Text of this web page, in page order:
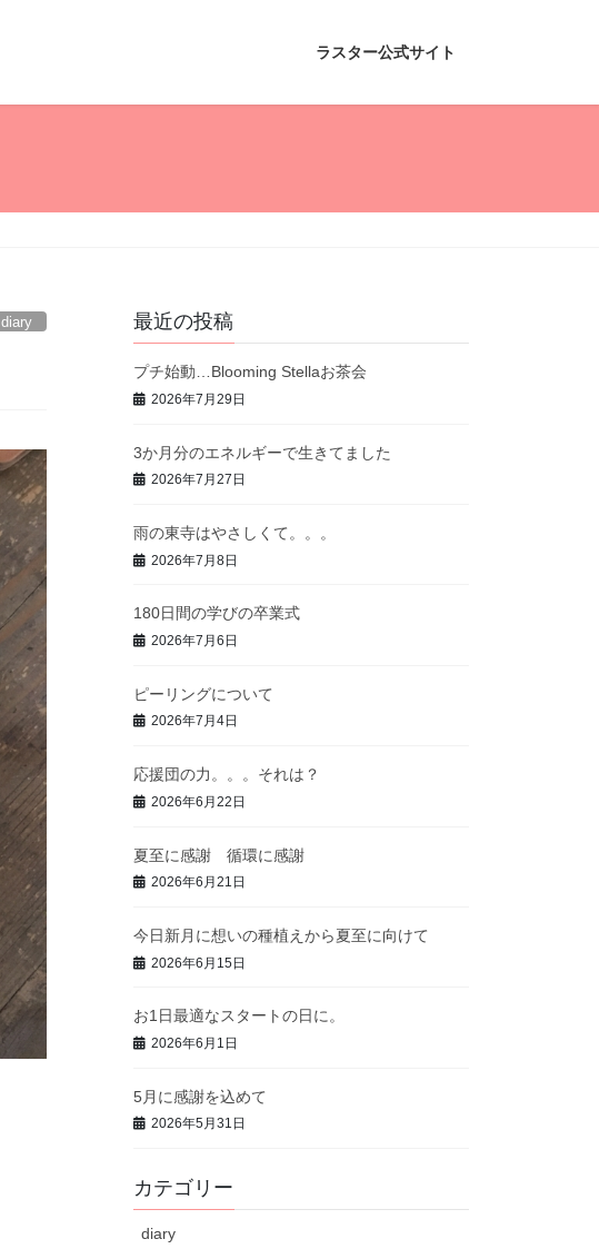
ラスター公式サイト
diary 最近の投稿
プチ始動…Blooming Stellaお茶会
2026年7月29日
3か月分のエネルギーで生きてました
2026年7月27日
雨の東寺はやさしくて。。。
2026年7月8日
180日間の学びの卒業式
2026年7月6日
ピーリングについて
2026年7月4日
応援団の力。。。それは？
2026年6月22日
夏至に感謝 循環に感謝
2026年6月21日
今日新月に想いの種植えから夏至に向けて
2026年6月15日
お1日最適なスタートの日に。
2026年6月1日
5月に感謝を込めて
2026年5月31日
カテゴリー
diary